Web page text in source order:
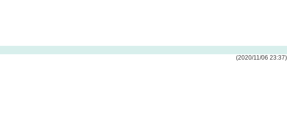
(2020/11/06 23:37)